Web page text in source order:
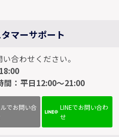
マーサポート
合わせください。
間：平日12:00～21:00
ルでお問い合
LINEでお問い合わ
せ